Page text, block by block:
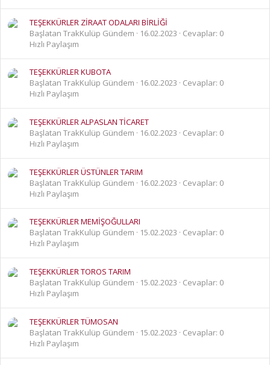
TEŞEKKÜRLER ZİRAAT ODALARI BİRLİĞİ
Başlatan TrakKulüp Gündem
16.02.2023
Cevaplar: 0
Hızlı Paylaşım
TEŞEKKÜRLER KUBOTA
Başlatan TrakKulüp Gündem
16.02.2023
Cevaplar: 0
Hızlı Paylaşım
TEŞEKKÜRLER ALPASLAN TİCARET
Başlatan TrakKulüp Gündem
16.02.2023
Cevaplar: 0
Hızlı Paylaşım
TEŞEKKÜRLER ÜSTÜNLER TARIM
Başlatan TrakKulüp Gündem
16.02.2023
Cevaplar: 0
Hızlı Paylaşım
TEŞEKKÜRLER MEMİŞOĞULLARI
Başlatan TrakKulüp Gündem
15.02.2023
Cevaplar: 0
Hızlı Paylaşım
TEŞEKKÜRLER TOROS TARIM
Başlatan TrakKulüp Gündem
15.02.2023
Cevaplar: 0
Hızlı Paylaşım
TEŞEKKÜRLER TÜMOSAN
Başlatan TrakKulüp Gündem
15.02.2023
Cevaplar: 0
Hızlı Paylaşım